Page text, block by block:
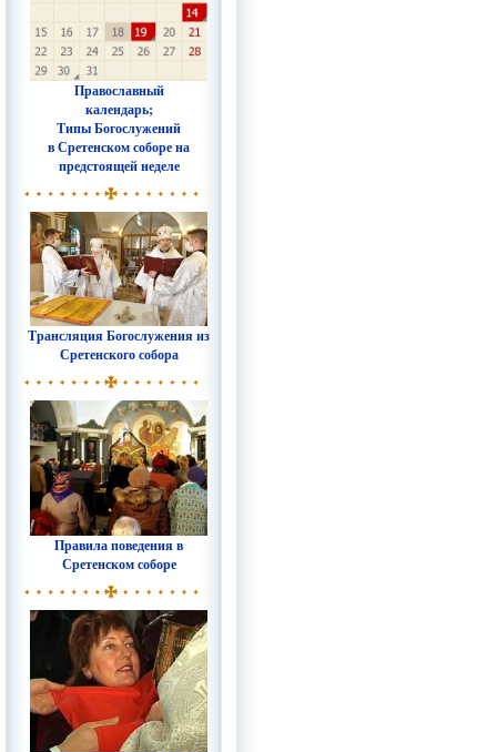
Православный
календарь;
Типы Богослужений
в Сретенском соборе на
предстоящей неделе
Трансляция Богослужения из
Сретенского собора
Правила поведения в
Сретенском соборе